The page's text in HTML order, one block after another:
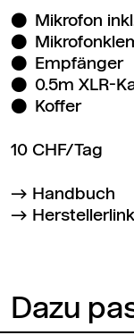
Mikrofon
Empfänger
0.5m XLR-
Koffer
10 CHF/Tag
Handbuch
Herstellerlink
Dazu